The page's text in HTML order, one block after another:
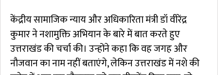
केंद्रीय सामाजिक न्याय और अधिकारिता मंत्री डॉ वीरेंद्र
कुमार ने नशामुक्ति अभियान के बारे में बात करते हुए
उत्तराखंड की चर्चा की। उन्होंने कहा कि वह जगह और
नौजवान का नाम नहीं बताएंगे, लेकिन उत्तराखंड में नशे की